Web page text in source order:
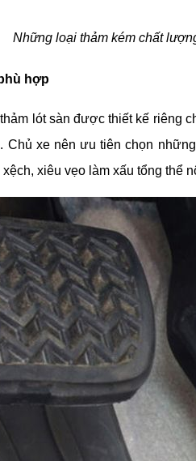
Những loại thảm kém chất
hợp
lót sàn được thiết kế riêng
xe nên ưu tiên chọn
xiêu vẹo làm xấu tổng thể